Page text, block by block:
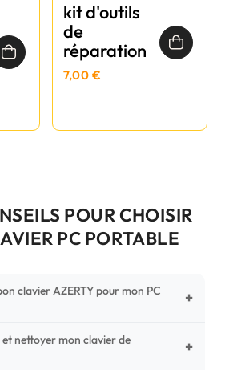
kit d'outils
de
réparation
7,00 €
POUR CHOISIR
PC PORTABLE
clavier AZERTY pour mon PC
+
vérifiez trois points critiques sur
la disposition (AZERTY Français), la
nettoyer mon clavier de
+